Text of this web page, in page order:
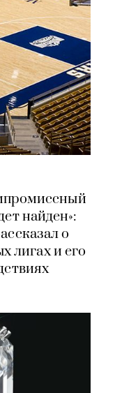
найден»:
о
лигах и его